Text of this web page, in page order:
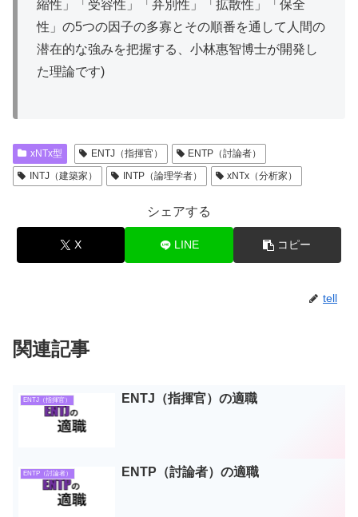
縮性」「受容性」「弁別性」「拡散性」「保全
性」の5つの因子の多寡とその順番を通して人間の
潜在的な強みを把握する、小林惠智博士が開発し
た理論です)
xNTx型 ENTJ（指揮官）
ENTP（討論者）
INTJ（建築家）
INTP（論理学者） xNTx（分析家）
シェアする
X LINE コピー
tell
関連記事
ENTJ（指揮官） ENTJ（指揮官）の適職
ENTP（討論者） ENTP（討論者）の適職